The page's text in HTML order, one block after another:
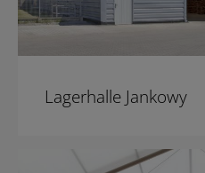
Lagerhalle Jankowy